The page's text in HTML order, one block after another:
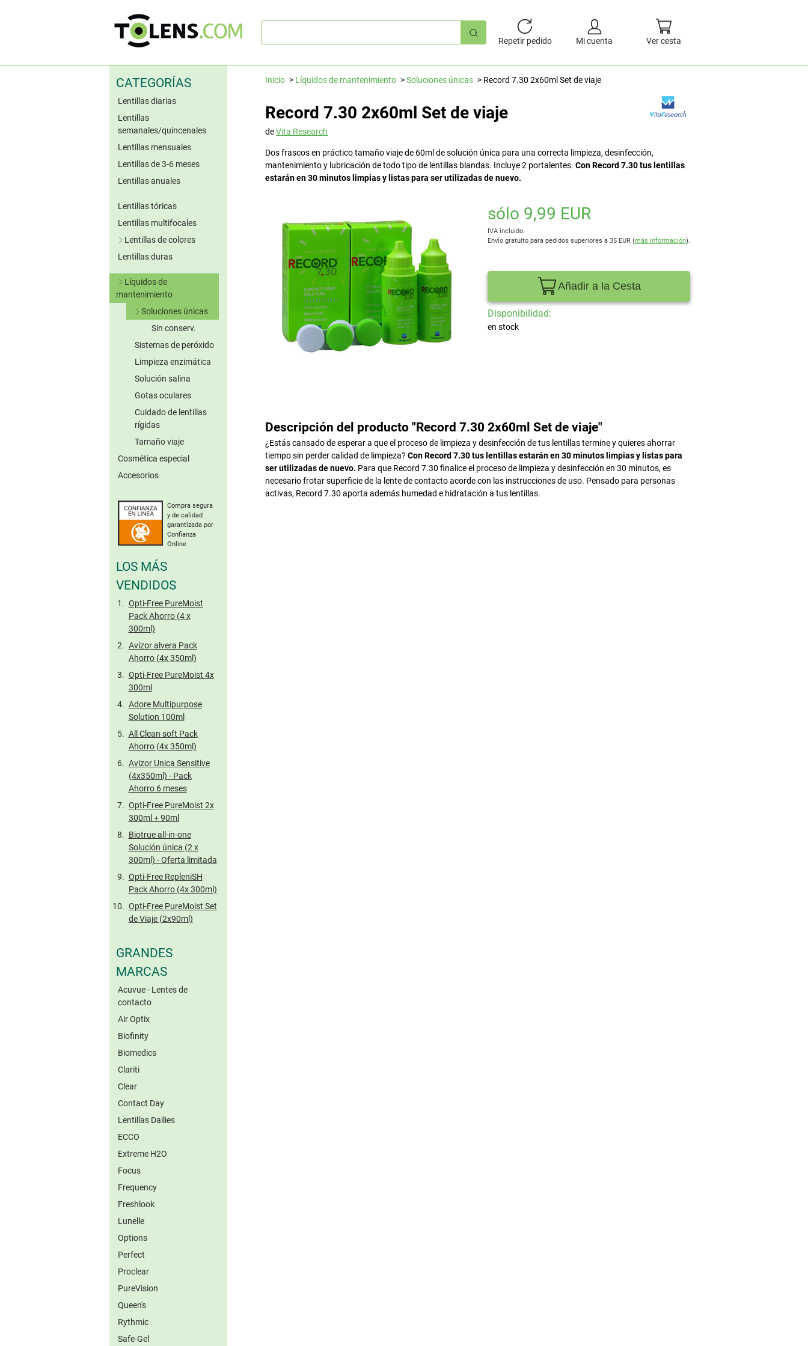
Búsqueda
Repetir pedido Mi cuenta Ver cesta
CATEGORÍAS
Lentillas diarias
Lentillas
semanales/quincenales
Lentillas mensuales
Lentillas de 3-6 meses
Lentillas anuales
Lentillas tóricas
Lentillas multifocales
Lentillas de colores
Lentillas azules
Lentillas verdes
Lentillas grises
Lentillas marrones
Otros colores
Lentillas tóricas de
Lentillas duras
Líquidos de
mantenimiento
Soluciones únicas
Sin conserv.
Sistemas de peróxido
Limpieza enzimática
Solución salina
Gotas oculares
Cuidado de lentillas
rígidas
Tamaño viaje
Cosmética especial
Accesorios
Compra segura
y de calidad
garantizada por
Confianza
Online
LOS MÁS
VENDIDOS
Opti-Free PureMoist
Pack Ahorro (4 x
300ml)
Avizor alvera Pack
Ahorro (4x 350ml)
Opti-Free PureMoist 4x
300ml
Adore Multipurpose
Solution 100ml
All Clean soft Pack
Ahorro (4x 350ml)
Avizor Unica Sensitive
(4x350ml) - Pack
Ahorro 6 meses
Opti-Free PureMoist 2x
300ml + 90ml
Biotrue all-in-one
Solución única (2 x
300ml) - Oferta limitada
Opti-Free RepleniSH
Pack Ahorro (4x 300ml)
Opti-Free PureMoist Set
de Viaje (2x90ml)
GRANDES
MARCAS
Acuvue - Lentes de
contacto
Air Optix
Biofinity
Biomedics
Clariti
Clear
Contact Day
Lentillas Dailies
ECCO
Extreme H2O
Focus
Frequency
Freshlook
Lunelle
Options
Perfect
Proclear
PureVision
Queen's
Rythmic
Safe-Gel
Inicio Líquidos de mantenimiento Soluciones únicas Record 7.30 2x60ml Set de viaje
Record 7.30 2x60ml Set de viaje
deVita Research
Dos frascos en práctico tamaño viaje de 60ml de solución única para una correcta limpieza, desinfección,
mantenimiento y lubricación de todo tipo de lentillas blandas. Incluye 2 portalentes. Con Record 7.30 tus lentillas
estarán en 30 minutos limpias y listas para ser utilizadas de nuevo.
sólo 9,99 EUR
IVA incluido.
Envío gratuito para pedidos superiores a 35 EUR (más información).
Añadir a la Cesta
Disponibilidad:
en stock
Descripción del producto "Record 7.30 2x60ml Set de viaje"
¿Estás cansado de esperar a que el proceso de limpieza y desinfección de tus lentillas termine y quieres ahorrar
tiempo sin perder calidad de limpieza? Con Record 7.30 tus lentillas estarán en 30 minutos limpias y listas para
ser utilizadas de nuevo. Para que Record 7.30 finalice el proceso de limpieza y desinfección en 30 minutos, es
necesario frotar superficie de la lente de contacto acorde con las instrucciones de uso. Pensado para personas
activas, Record 7.30 aporta además humedad e hidratación a tus lentillas.